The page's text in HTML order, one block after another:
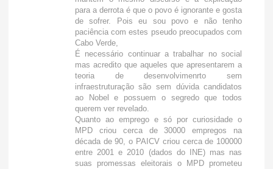
para a derrota é que o povo é ignorante e gosta
de sofrer. Pois eu sou povo e não tenho
paciência com estes pseudo preocupados com
Cabo Verde,
É necessário continuar a trabalhar no social
mas acredito que aqueles que apresentarem a
teoria de desenvolvimenrto sem
infraestruturação são sem dúvida candidatos
ao Nobel e possuem o segredo que todos
querem ver revelado.
Quanto ao emprego e só por curiosidade o
MPD criou cerca de 30000 empregos na
década de 90, o PAICV criou cerca de 100000
entre 2001 e 2010 (dados do INE) mas nas
suas promessas eleitorais o MPD prometeu